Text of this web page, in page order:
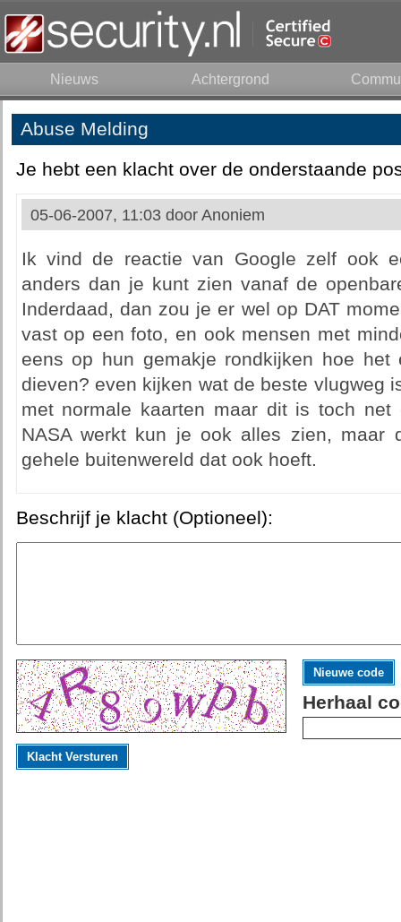
Nieuws Achtergrond
Abuse Melding
Je hebt een klacht over de onderstaande
05-06-2007, 11:03 door Anoniem
Ik vind de reactie van Google zelf ook
anders dan je kunt zien vanaf de
Inderdaad, dan zou je er wel op DAT
vast op een foto, en ook mensen met
eens op hun gemakje rondkijken hoe
dieven? even kijken wat de beste vlugweg
met normale kaarten maar dit is toch
NASA werkt kun je ook alles zien, maar
gehele buitenwereld dat ook hoeft.
Beschrijf je klacht (Optioneel):
Nieuwe code
Herhaal
Klacht Versturen